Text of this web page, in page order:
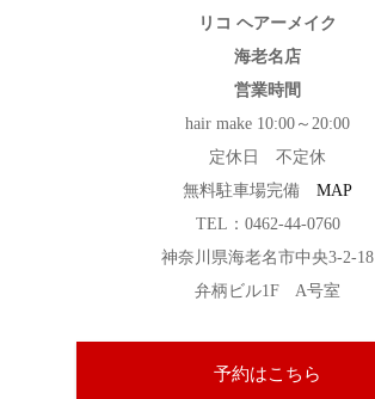
リコ ヘアーメイク
海老名店
営業時間
hair make 10:00～20:00
定休日 不定休
無料駐車場完備 MAP
TEL：0462-44-0760
神奈川県海老名市中央3-2-18
弁柄ビル1F A号室
予約はこちら